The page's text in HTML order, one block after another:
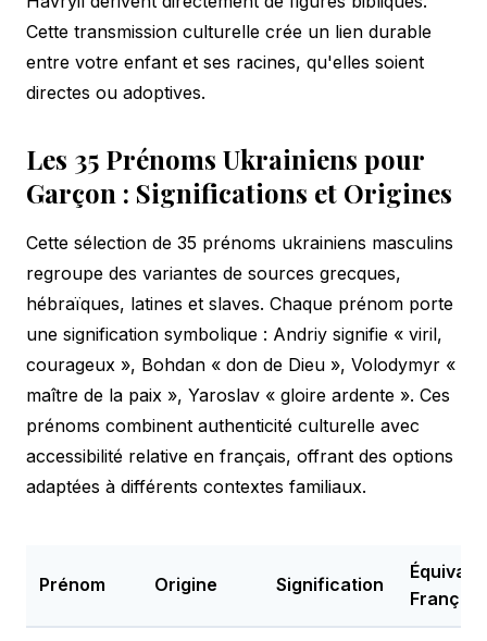
Cette transmission culturelle crée un lien durable
entre votre enfant et ses racines, qu'elles soient
directes ou adoptives.
Les 35 Prénoms Ukrainiens pour
Garçon : Significations et Origines
Cette sélection de 35 prénoms ukrainiens masculins
regroupe des variantes de sources grecques,
hébraïques, latines et slaves. Chaque prénom porte
une signification symbolique : Andriy signifie « viril,
courageux », Bohdan « don de Dieu », Volodymyr «
maître de la paix », Yaroslav « gloire ardente ». Ces
prénoms combinent authenticité culturelle avec
accessibilité relative en français, offrant des options
adaptées à différents contextes familiaux.
Prénom Origine Signification
Français